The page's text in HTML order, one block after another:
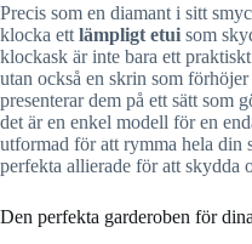
Precis som en diamant i sitt
klocka ett lämpligt etui som
klockask är inte bara ett
utan också en skrin som
presenterar dem på ett sätt som
det är en enkel modell för en
utformad för att rymma hela din
perfekta allierade för att skydda
Den perfekta garderoben för